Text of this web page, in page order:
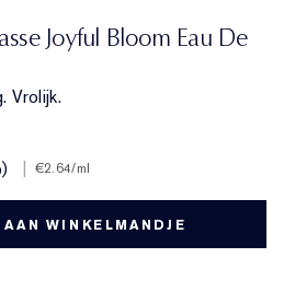
Joyful Bloom Eau De
Vrolijk.
€2.64/ml
AAN WINKELMANDJE